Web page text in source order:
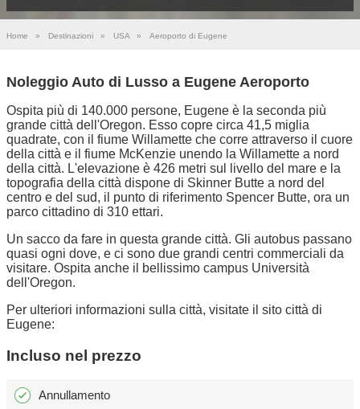
Home » Destinazioni » USA » Aeroporto di Eugene
Noleggio Auto di Lusso a Eugene Aeroporto
Ospita più di 140.000 persone, Eugene è la seconda più
grande città dell'Oregon. Esso copre circa 41,5 miglia
quadrate, con il fiume Willamette che corre attraverso il cuore
della città e il fiume McKenzie unendo la Willamette a nord
della città. L'elevazione è 426 metri sul livello del mare e la
topografia della città dispone di Skinner Butte a nord del
centro e del sud, il punto di riferimento Spencer Butte, ora un
parco cittadino di 310 ettari.
Un sacco da fare in questa grande città. Gli autobus passano
quasi ogni dove, e ci sono due grandi centri commerciali da
visitare. Ospita anche il bellissimo campus Università
dell'Oregon.
Per ulteriori informazioni sulla città, visitate il sito città di
Eugene:
Incluso nel prezzo
Annullamento